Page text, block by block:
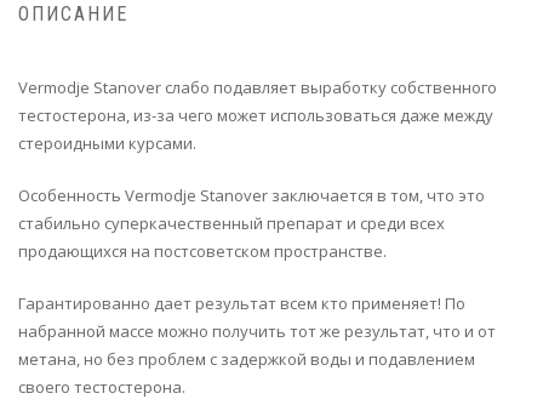
ОПИСАНИЕ
Vermodje Stanover слабо подавляет выработку собственного
тестостерона, из-за чего может использоваться даже между
стероидными курсами.
Особенность Vermodje Stanover заключается в том, что это
стабильно суперкачественный препарат и среди всех
продающихся на постсоветском пространстве.
Гарантированно дает результат всем кто применяет! По
набранной массе можно получить тот же результат, что и от
метана, но без проблем с задержкой воды и подавлением
своего тестостерона.